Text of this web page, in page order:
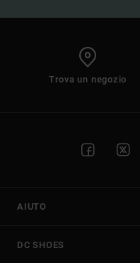
Trova un negozio
AIUTO
DC SHOES